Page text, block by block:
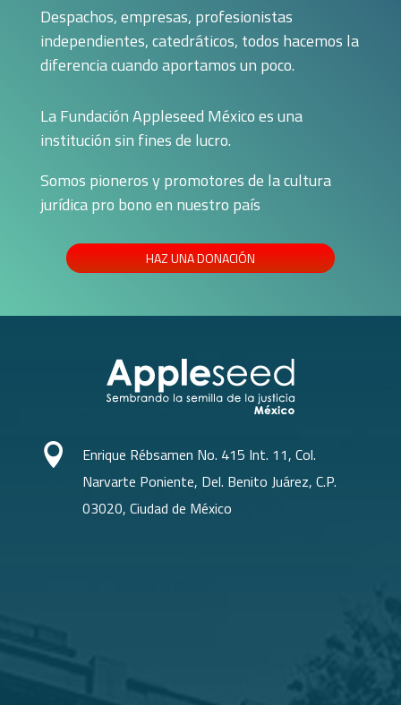
Despachos, empresas, profesionistas
independientes, catedráticos, todos hacemos la
diferencia cuando aportamos un poco.
La Fundación Appleseed México es una
institución sin fines de lucro.
Somos pioneros y promotores de la cultura
jurídica pro bono en nuestro país
HAZ UNA DONACIÓN

Enrique Rébsamen No. 415 Int. 11, Col.
Narvarte Poniente, Del. Benito Juárez, C.P.
03020, Ciudad de México